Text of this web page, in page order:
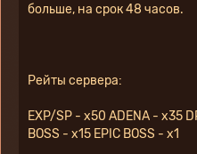
больше, на срок 48 часов.
Рейты сервера:
EXP/SP - x50 ADENA - x35
BOSS - x15 EPIC BOSS - x1